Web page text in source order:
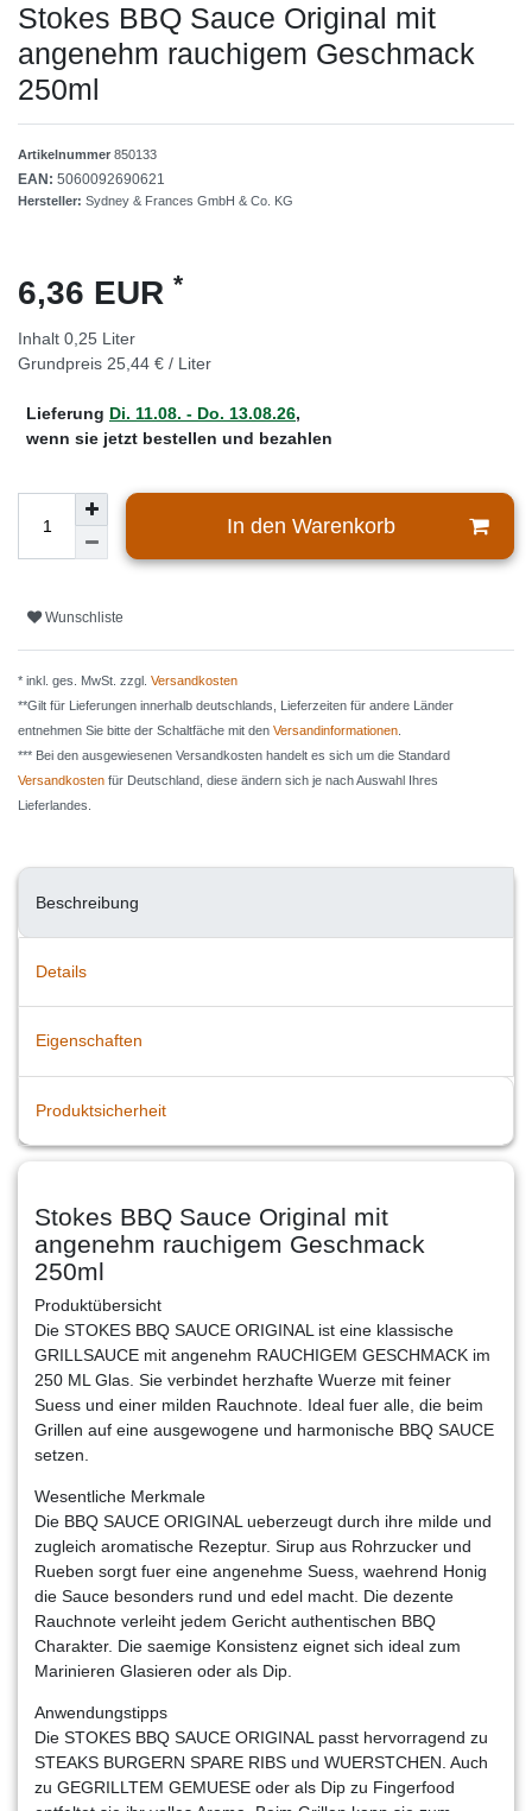
Stokes BBQ Sauce Original mit
angenehm rauchigem Geschmack
250ml
Artikelnummer 850133
EAN: 5060092690621
Hersteller: Sydney & Frances GmbH & Co. KG
6,36 EUR *
Inhalt 0,25 Liter
Grundpreis 25,44 € / Liter
Lieferung Di. 11.08. - Do. 13.08.26,
wenn sie jetzt bestellen und bezahlen
In den Warenkorb
Wunschliste
* inkl. ges. MwSt. zzgl. Versandkosten
**Gilt für Lieferungen innerhalb deutschlands, Lieferzeiten für andere Länder
entnehmen Sie bitte der Schaltfäche mit den Versandinformationen
*** Bei den ausgewiesenen Versandkosten handelt es sich um die Standard
Versandkosten für Deutschland, diese ändern sich je nach Auswahl Ihres
Lieferlandes.
Beschreibung
Details
Eigenschaften
Produktsicherheit
Stokes BBQ Sauce Original mit
angenehm rauchigem Geschmack
250ml
Produktübersicht
Die STOKES BBQ SAUCE ORIGINAL ist eine klassische
GRILLSAUCE mit angenehm RAUCHIGEM GESCHMACK im
250 ML Glas. Sie verbindet herzhafte Wuerze mit feiner
Suess und einer milden Rauchnote. Ideal fuer alle, die beim
Grillen auf eine ausgewogene und harmonische BBQ SAUCE
setzen.
Wesentliche Merkmale
Die BBQ SAUCE ORIGINAL ueberzeugt durch ihre milde und
zugleich aromatische Rezeptur. Sirup aus Rohrzucker und
Rueben sorgt fuer eine angenehme Suess, waehrend Honig
die Sauce besonders rund und edel macht. Die dezente
Rauchnote verleiht jedem Gericht authentischen BBQ
Charakter. Die saemige Konsistenz eignet sich ideal zum
Marinieren Glasieren oder als Dip.
Anwendungstipps
Die STOKES BBQ SAUCE ORIGINAL passt hervorragend zu
STEAKS BURGERN SPARE RIBS und WUERSTCHEN. Auch
zu GEGRILLTEM GEMUESE oder als Dip zu Fingerfood